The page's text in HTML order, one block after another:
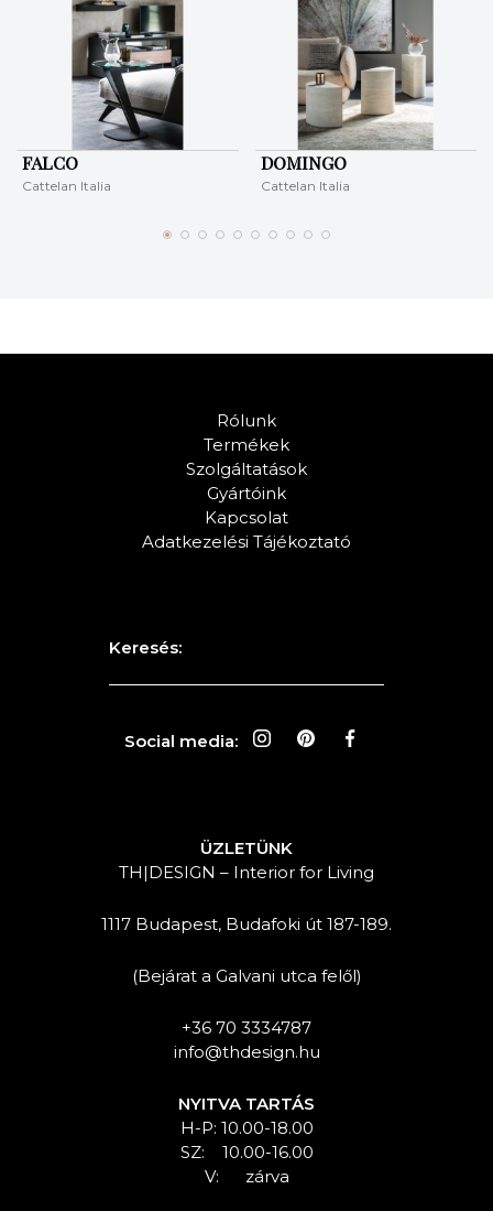
FALCO
Cattelan Italia
DOMINGO
Cattelan Italia
Rólunk
Termékek
Szolgáltatások
Gyártóink
Kapcsolat
Adatkezelési Tájékoztató
Keresés:
Social media:
ÜZLETÜNK
TH|DESIGN – Interior for Living
1117 Budapest, Budafoki út 187-189.
(Bejárat a Galvani utca felől)
+36 70 3334787
info@thdesign.hu
NYITVA TARTÁS
H-P: 10.00-18.00
SZ: 10.00-16.00
V: zárva